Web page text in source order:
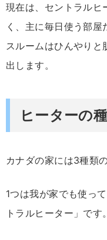
現在は、セントラルヒ
く、主に毎日使う部
スルームはひんやり
出します。
ヒーターの
カナダの家には3種類
1つは我が家でも使っ
トラルヒーター」です。